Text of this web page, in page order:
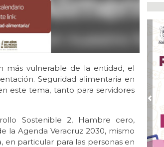
más vulnerable de la entidad, el
Seguridad alimentaria en
este tema, tanto para servidores
Sostenible 2, Hambre cero,
la Agenda Veracruz 2030, mismo
en particular para las personas en
a